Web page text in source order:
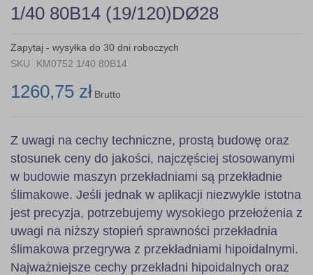
the
beginning
the
images
1/40 80B14 (19/120)DØ28
Zapytaj - wysyłka do 30 dni roboczych
SKU
KM0752 1/40 80B14
1260,75 zł Brutto
Z uwagi na cechy techniczne, prostą budowę oraz
stosunek ceny do jakości, najczęściej stosowanymi
w budowie maszyn przekładniami są przekładnie
ślimakowe. Jeśli jednak w aplikacji niezwykle istotna
jest precyzja, potrzebujemy wysokiego przełożenia z
uwagi na niższy stopień sprawności przekładnia
ślimakowa przegrywa z przekładniami hipoidalnymi.
Najważniejsze cechy przekładni hipoidalnych oraz